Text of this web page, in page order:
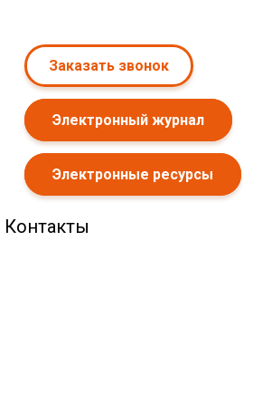
Заказать звонок
Электронный журнал
Электронные ресурсы
Контакты